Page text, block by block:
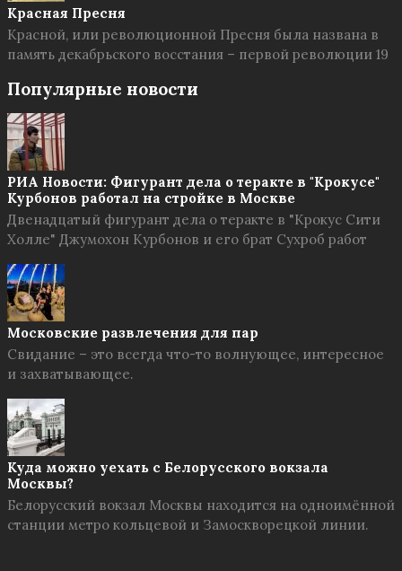
Красная Пресня
Красной, или революционной Пресня была названа в
память декабрьского восстания – первой революции 19
Популярные новости
РИА Новости: Фигурант дела о теракте в "Крокусе"
Курбонов работал на стройке в Москве
Двенадцатый фигурант дела о теракте в "Крокус Сити
Холле" Джумохон Курбонов и его брат Сухроб работ
Московские развлечения для пар
Свидание – это всегда что-то волнующее, интересное
и захватывающее.
Куда можно уехать с Белорусского вокзала
Москвы?
Белорусский вокзал Москвы находится на одноимённой
станции метро кольцевой и Замоскворецкой линии.